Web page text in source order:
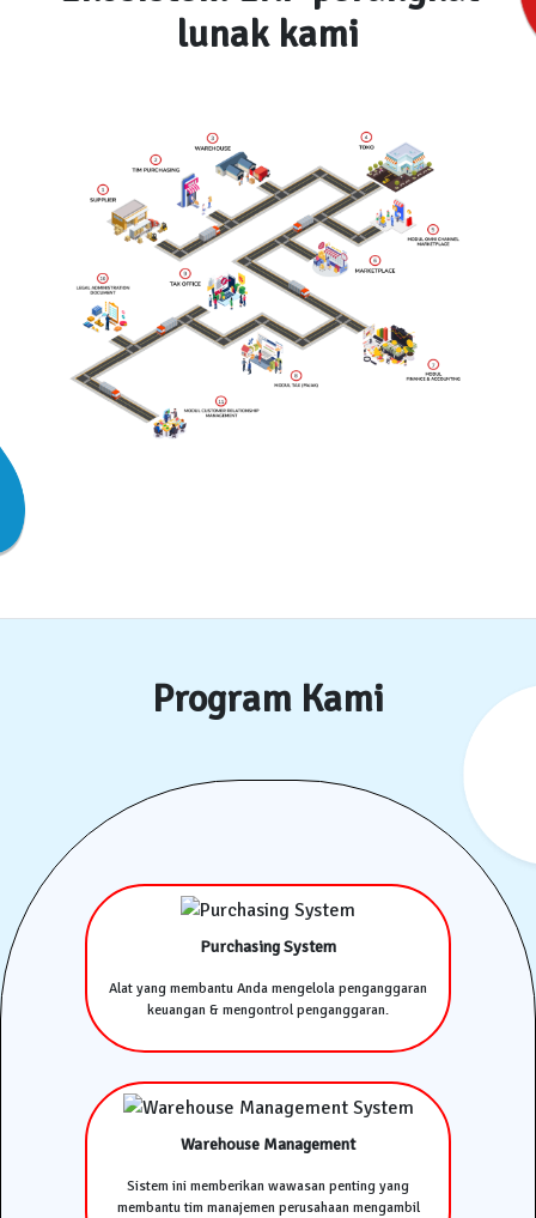
lunak kami
Program Kami
Purchasing System
Alat yang membantu Anda mengelola penganggaran
keuangan & mengontrol penganggaran.
Warehouse Management
Sistem ini memberikan wawasan penting yang
membantu tim manajemen perusahaan mengambil